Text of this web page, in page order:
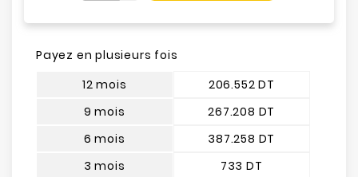
Payez en plusieurs fois
12 mois
9 mois
6 mois
3 mois
206.552 DT
267.208 DT
387.258 DT
733 DT